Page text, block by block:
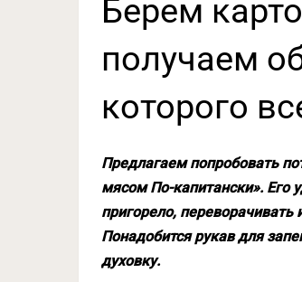
Берем
получаем
которого
Предлагаем попробовать
мясом По-капитански». Его
пригорело,
Понадобится рукав для
духовку.